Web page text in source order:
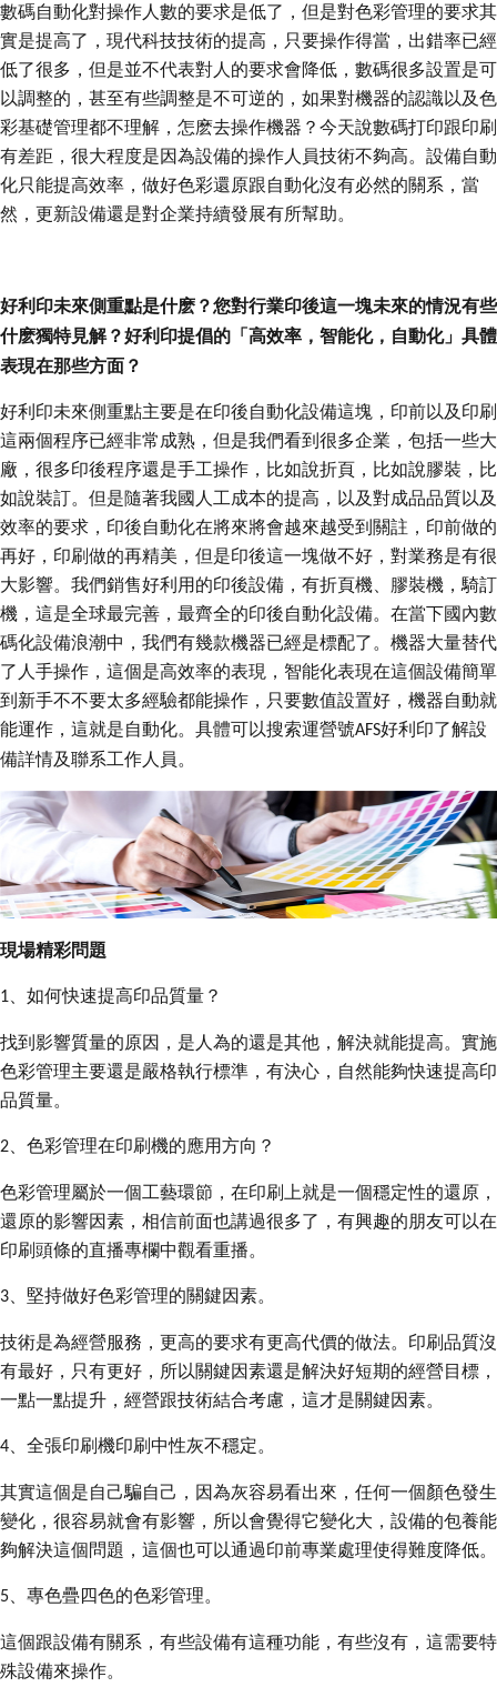
數碼自動化對操作人數的要求是低了，但是對色彩管理的要求其
實是提高了，現代科技技術的提高，只要操作得當，出錯率已經
低了很多，但是並不代表對人的要求會降低，數碼很多設置是可
以調整的，甚至有些調整是不可逆的，如果對機器的認識以及色
彩基礎管理都不理解，怎麽去操作機器？今天說數碼打印跟印刷
有差距，很大程度是因為設備的操作人員技術不夠高。設備自動
化只能提高效率，做好色彩還原跟自動化沒有必然的關系，當
然，更新設備還是對企業持續發展有所幫助。
好利印未來側重點是什麽？您對行業印後這一塊未來的情況有些
什麽獨特見解？好利印提倡的「高效率，智能化，自動化」具體
表現在那些方面？
好利印未來側重點主要是在印後自動化設備這塊，印前以及印刷
這兩個程序已經非常成熟，但是我們看到很多企業，包括一些大
廠，很多印後程序還是手工操作，比如說折頁，比如說膠裝，比
如說裝訂。但是隨著我國人工成本的提高，以及對成品品質以及
效率的要求，印後自動化在將來將會越來越受到關註，印前做的
再好，印刷做的再精美，但是印後這一塊做不好，對業務是有很
大影響。我們銷售好利用的印後設備，有折頁機、膠裝機，騎訂
機，這是全球最完善，最齊全的印後自動化設備。在當下國內數
碼化設備浪潮中，我們有幾款機器已經是標配了。機器大量替代
了人手操作，這個是高效率的表現，智能化表現在這個設備簡單
到新手不不要太多經驗都能操作，只要數值設置好，機器自動就
能運作，這就是自動化。具體可以搜索運營號AFS好利印了解設
備詳情及聯系工作人員。
現場精彩問題
1 、如何快速提高印品質量？
找到影響質量的原因，是人為的還是其他，解決就能提高。實施
色彩管理主要還是嚴格執行標準，有決心，自然能夠快速提高印
品質量。
2 、色彩管理在印刷機的應用方向？
色彩管理屬於一個工藝環節，在印刷上就是一個穩定性的還原，
還原的影響因素，相信前面也講過很多了，有興趣的朋友可以在
印刷頭條的直播專欄中觀看重播。
3 、堅持做好色彩管理的關鍵因素。
技術是為經營服務，更高的要求有更高代價的做法。印刷品質沒
有最好，只有更好，所以關鍵因素還是解決好短期的經營目標，
一點一點提升，經營跟技術結合考慮，這才是關鍵因素。
4 、全張印刷機印刷中性灰不穩定。
其實這個是自己騙自己，因為灰容易看出來，任何一個顏色發生
變化，很容易就會有影響，所以會覺得它變化大，設備的包養能
夠解決這個問題，這個也可以通過印前專業處理使得難度降低。
5 、專色疊四色的色彩管理。
這個跟設備有關系，有些設備有這種功能，有些沒有，這需要特
殊設備來操作。